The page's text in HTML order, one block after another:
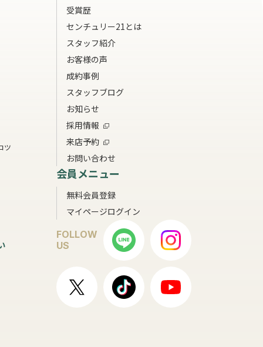
ツ
受賞歴
センチュリー21とは
スタッフ紹介
お客様の声
成約事例
スタッフブログ
お知らせ
採用情報
来店予約
お問い合わせ
会員メニュー
無料会員登録
マイページログイン
FOLLOW
US